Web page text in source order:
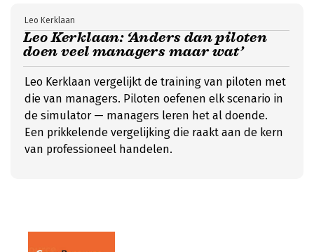
Leo Kerklaan: ‘Anders dan piloten
doen veel managers maar wat’
Leo Kerklaan
Leo Kerklaan vergelijkt de training van piloten met
die van managers. Piloten oefenen elk scenario in
de simulator — managers leren het al doende.
Een prikkelende vergelijking die raakt aan de kern
van professioneel handelen.